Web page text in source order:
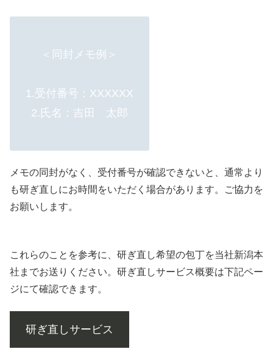
＜同封メモ例＞
1.受付番号：XXXXXX
2.氏名：吉田 太郎
メモの同封がなく、受付番号が確認できないと、通常より
も研ぎ直しにお時間をいただく場合があります。ご協力を
お願いします。
これらのことを参考に、研ぎ直し希望の包丁を当社新潟本
社までお送りください。研ぎ直しサービス概要は下記ペー
ジにて確認できます。
研ぎ直しサービス